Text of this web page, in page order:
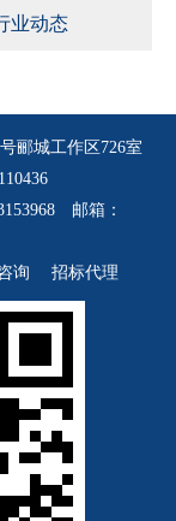
业动态
郦城工作区726室
邮箱：
询 招标代理